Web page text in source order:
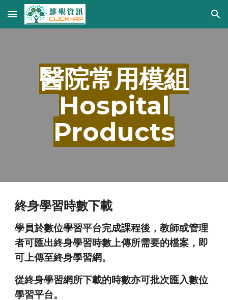
Skip to main content Skip to navigation
醫院常用模組
Hospital
Products
終身學習時數下載
學員於數位學習平台完成課程後，教師或管理
者可匯出終身學習時數上傳所需要的檔案，即
可上傳至終身學習網。
從終身學習網所下載的時數亦可批次匯入數位
學習平台。